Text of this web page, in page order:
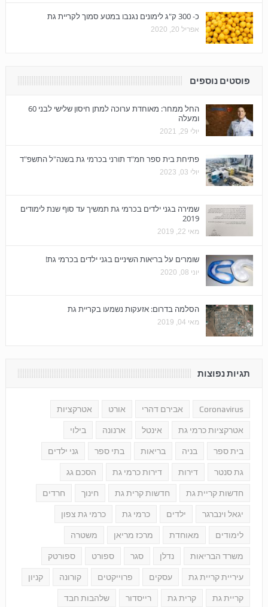
כ- 300 ק"ג לימונים נגנבו במטע סמוך לקריית גת
אפריל 20, 2020
פוסטים נוספים
החל ממחר: מאוחדת ערוכה למתן חיסון שלישי לבני 60
ומעלה
יולי 29, 2021
פתיחת בית ספר חמ"ד תורני בכרמי גת בשנה"ל התשפ"ד
יולי 03, 2023
שמירה בגני ילדים בכרמי גת תמשיך עד סוף שנת לימודים
2019
מאי 22, 2019
שומרים על בריאות השיניים בגני ילדים בכרמי גת!
יוני 08, 2020
הסלמה בדרום: אזעקות נשמעו בקריית גת
מאי 04, 2019
תגיות נפוצות
Coronavirus אבירם דהרי אורט אטרקציות
אטרקציות כרמי גת אינטל ארנונה בילוי
בית ספר בניה בריאות בתי ספר גני ילדים
גת סנטר דירות דירות כרמי גת הסכם גג
חדשות קריית גת חדשות קרית גת חינוך חרדים
יגאל וינברגר ילדים כרמי גת כרמי גת צפון
לימודים מאוחדת מרכז מריאן משטרה
משרד הבריאות נדלן סגר ספורט ספורטק
עיריית קריית גת עסקים פרוייקטים קורונה קניון
קריית גת קרית גת רייסדור שלהבות חבד